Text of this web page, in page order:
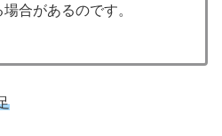
合があるのです。